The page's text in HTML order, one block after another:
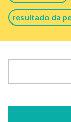
resultado da